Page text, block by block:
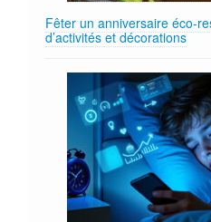
Fêter un anniversaire
d’activités et décorations